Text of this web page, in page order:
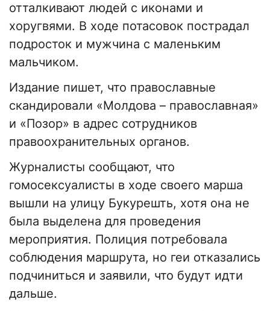
отталкивают людей с иконами и
хоругвями. В ходе потасовок пострадал
подросток и мужчина с маленьким
мальчиком.
Издание пишет, что православные
скандировали «Молдова – православная»
и «Позор» в адрес сотрудников
правоохранительных органов.
Журналисты сообщают, что
гомосексуалисты в ходе своего марша
вышли на улицу Букурешть, хотя она не
была выделена для проведения
мероприятия. Полиция потребовала
соблюдения маршрута, но геи отказались
подчиниться и заявили, что будут идти
дальше.